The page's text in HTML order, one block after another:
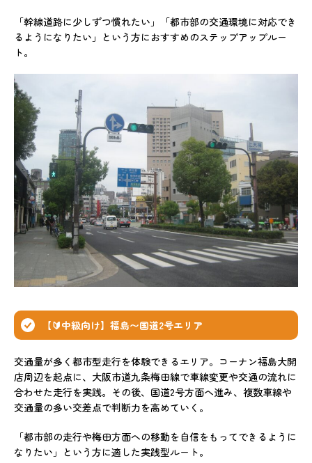
「幹線道路に少しずつ慣れたい」「都市部の交通環境に対応でき
るようになりたい」という方におすすめのステップアップルー
ト。
【🔰中級向け】福島〜国道2号エリア
交通量が多く都市型走行を体験できるエリア。コーナン福島大開
店周辺を起点に、大阪市道九条梅田線で車線変更や交通の流れに
合わせた走行を実践。その後、国道2号方面へ進み、複数車線や
交通量の多い交差点で判断力を高めていく。
「都市部の走行や梅田方面への移動を自信をもってできるように
なりたい」という方に適した実践型ルート。